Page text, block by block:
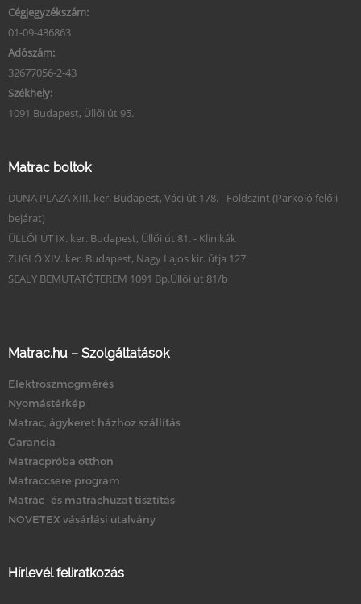
Cégjegyzékszám:
01-09-436863
Adószám:
32677056-2-43
Székhely:
1091 Budapest, Üllői út 95.
Matrac boltok
DUNA PLAZA XIII. ker. Budapest, Váci út 178. - Földszint (Parkoló felőli
bejárat)
ÜLLŐI ÚT IX. ker. Budapest, Üllői út 81. - Klinikák
ZUGLÓ XIV. ker. Budapest, Nagy Lajos kir. útja 127.
SEALY BEMUTATÓTEREM 1091 Bp.Üllői út 81/b
Matrac.hu – Szolgáltatások
Elektroszmogmérés
Nyomástérkép
Matrac, ágykeret házhoz szállítás
Garancia
Matracpróba otthon
Matraccsere program
Matrac- és matrachuzat tisztítás
NOVETEX vásárlási utalvány
Hírlevél feliratkozás